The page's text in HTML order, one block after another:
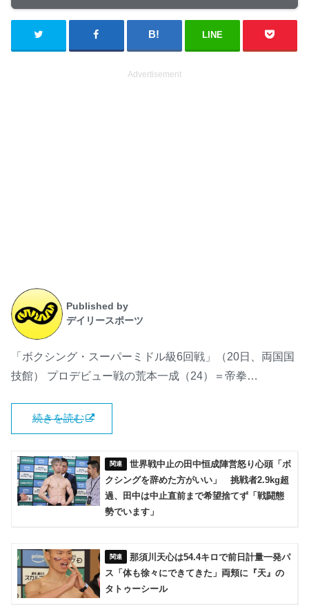
LINE
Advertisement
Published by
デイリースポーツ
「ボクシング・スーパーミドル級6回戦」（20日、両国国
技館） プロデビュー戦の荒本一成（24）＝帝拳…
続きを読む
世界戦中止の田中恒成陣営怒り心頭「ボ
クシングを辞めた方がいい」 挑戦者2.9kg超
過、田中は中止直前まで希望捨てず「戦闘態
勢でいます」
那須川天心は54.4キロで前日計量一発パ
ス「体も徐々にできてきた」両頬に『天』の
タトゥーシール